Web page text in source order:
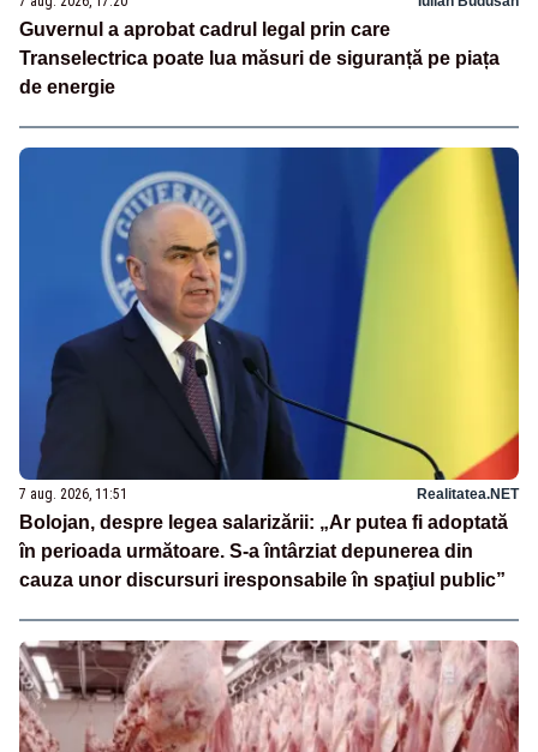
Guvernul a aprobat cadrul legal prin care
Transelectrica poate lua măsuri de siguranță pe piața
de energie
7 aug. 2026, 11:51 Realitatea.NET
Bolojan, despre legea salarizării: „Ar putea fi adoptată
în perioada următoare. S-a întârziat depunerea din
cauza unor discursuri iresponsabile în spaţiul public”